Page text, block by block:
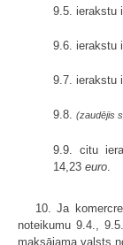
9.5. ierakstu
9.6. ierakstu
9.7. ierakstu
9.8. (zaudējis
9.9. citu
14,23 euro
10. Ja
noteikumu 9.4.,
maksājama valsts